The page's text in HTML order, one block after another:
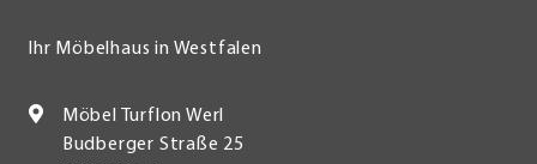
Ihr Möbelhaus in Westfalen
Möbel Turflon Werl
Budberger Straße 25